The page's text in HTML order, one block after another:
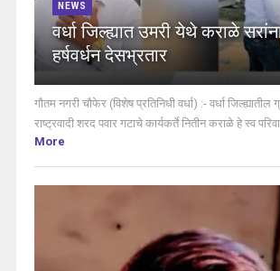
NEWS
वर्धा जिल्ह्यात उमरी येथे कराळे
हर्षवर्धन देसभ्रतार
गौतम नगरी चौफेर (विशेष प्रतिनिधी वर्धा) :- वर्धा
राष्ट्रवादी शरद पवार गटाचे कार्यकर्ते नितीन कराळे हे स्व
More